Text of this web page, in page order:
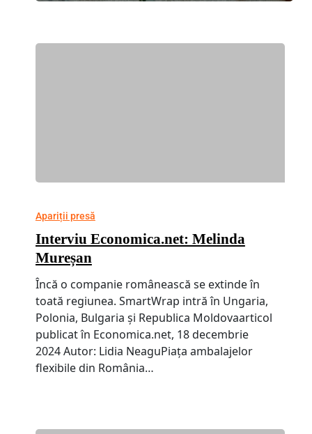
Apariții presă
Interviu Economica.net: Melinda
Mureșan
Încă o companie românească se extinde în
toată regiunea. SmartWrap intră în Ungaria,
Polonia, Bulgaria și Republica Moldovaarticol
publicat în Economica.net, 18 decembrie
2024 Autor: Lidia NeaguPiața ambalajelor
flexibile din România…